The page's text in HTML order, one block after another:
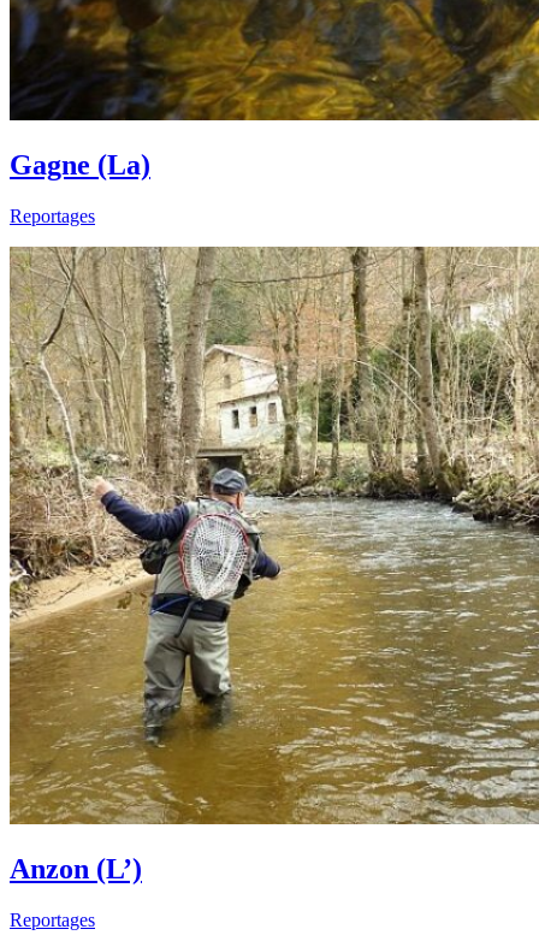
Gagne (La)
Reportages
Anzon (L’)
Reportages